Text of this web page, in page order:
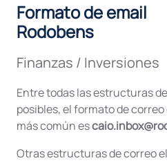
Formato de email
Rodobens
Finanzas / Inversiones
Entre todas las estructuras
posibles, el formato de
más común es
Otras estructuras de correo